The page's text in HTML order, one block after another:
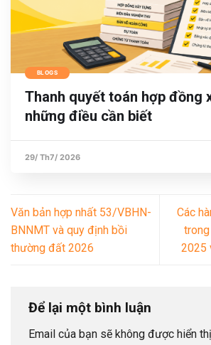
BLOGS
Thanh quyết toán hợp đồng
những điều cần biết
29/ Th7/ 2026
Văn bản hợp nhất 53/VBHN-
BNNMT và quy định bồi
thường đất 2026
Các
2025
Để lại một bình luận
Email của bạn sẽ không được hiển